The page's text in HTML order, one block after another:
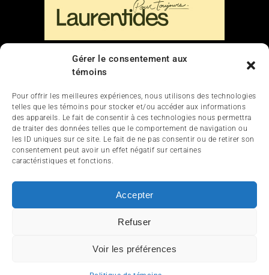
Gérer le consentement aux
témoins
Pour offrir les meilleures expériences, nous utilisons des technologies
telles que les témoins pour stocker et/ou accéder aux informations
des appareils. Le fait de consentir à ces technologies nous permettra
de traiter des données telles que le comportement de navigation ou
les ID uniques sur ce site. Le fait de ne pas consentir ou de retirer son
consentement peut avoir un effet négatif sur certaines
caractéristiques et fonctions.
Accepter
Refuser
Voir les préférences
Nous contacter
ACTUALITÉ
ESSAIS
SERVICES ET TOURISME